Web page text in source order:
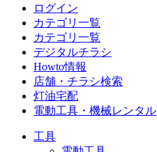
ログイン
カテゴリ一覧
カテゴリ一覧
デジタルチラシ
Howto情報
店舗・チラシ検索
灯油宅配
電動工具・機械レンタル
工具